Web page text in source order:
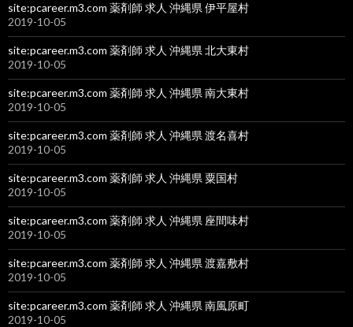
site:pcareer.m3.com 薬剤師 求人 沖縄県 伊平屋村
2019-10-05
site:pcareer.m3.com 薬剤師 求人 沖縄県 北大東村
2019-10-05
site:pcareer.m3.com 薬剤師 求人 沖縄県 南大東村
2019-10-05
site:pcareer.m3.com 薬剤師 求人 沖縄県 渡名喜村
2019-10-05
site:pcareer.m3.com 薬剤師 求人 沖縄県 粟国村
2019-10-05
site:pcareer.m3.com 薬剤師 求人 沖縄県 座間味村
2019-10-05
site:pcareer.m3.com 薬剤師 求人 沖縄県 渡嘉敷村
2019-10-05
site:pcareer.m3.com 薬剤師 求人 沖縄県 南風原町
2019-10-05